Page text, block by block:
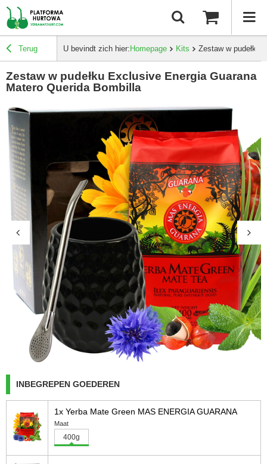
Terug U bevindt zich hier: Homepage Kits Zestaw w pudełku
Zestaw w pudełku Exclusive Energia Guarana
Matero Querida Bombilla
INBEGREPEN GOEDEREN
1x Yerba Mate Green MAS ENERGIA GUARANA
Maat
400g